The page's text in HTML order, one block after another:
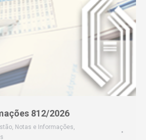
812/2026
, Notas e Informações,